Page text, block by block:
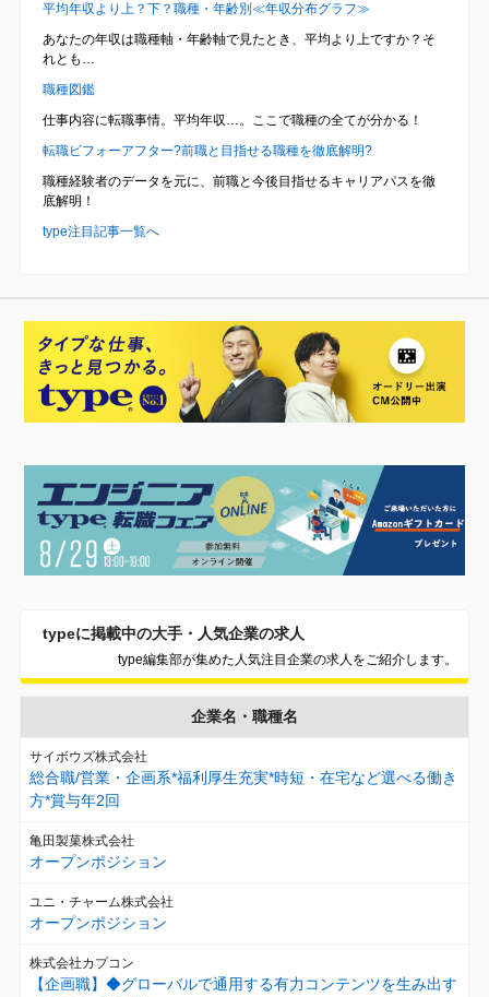
平均年収より上？下？職種・年齢別≪年収分布グラフ≫
あなたの年収は職種軸・年齢軸で見たとき、平均より上ですか？そ
れとも…
職種図鑑
仕事内容に転職事情。平均年収…。ここで職種の全てが分かる！
転職ビフォーアフター?前職と目指せる職種を徹底解明?
職種経験者のデータを元に、前職と今後目指せるキャリアパスを徹
底解明！
type注目記事一覧へ
typeに掲載中の大手・人気企業の求人
type編集部が集めた人気注目企業の求人をご紹介します。
企業名・職種名
サイボウズ株式会社
総合職/営業・企画系*福利厚生充実*時短・在宅など選べる働き
方*賞与年2回
亀田製菓株式会社
オープンポジション
ユニ・チャーム株式会社
オープンポジション
株式会社カプコン
【企画職】◆グローバルで通用する有力コンテンツを生み出す